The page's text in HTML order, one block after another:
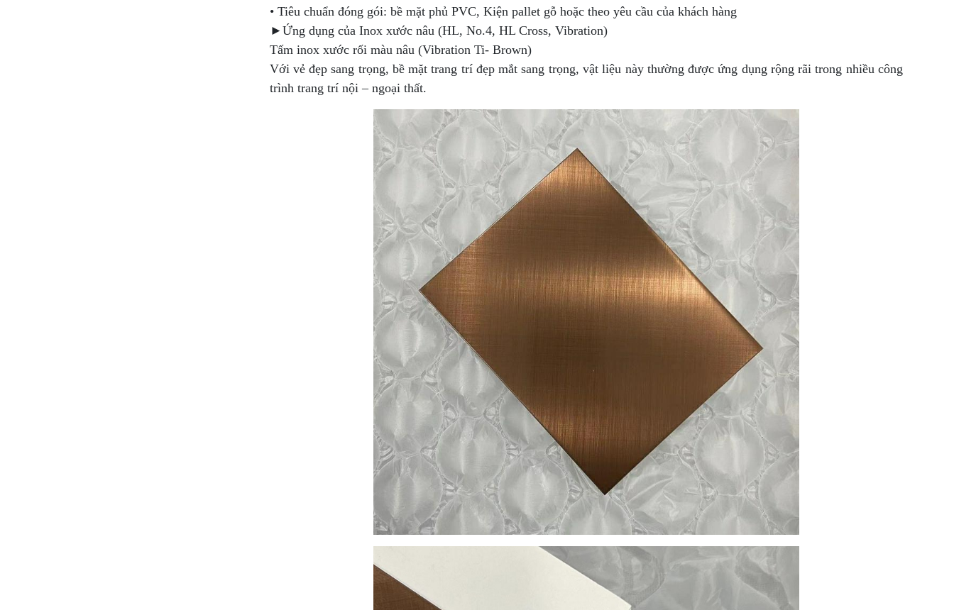
• Tiêu chuẩn đóng gói: bề mặt phủ PVC, Kiện pallet gỗ hoặc theo yêu cầu của khách hàng
►Ứng dụng của Inox xước nâu (HL, No.4, HL Cross, Vibration)
Tấm inox xước rối màu nâu (Vibration Ti- Brown)
Với vẻ đẹp sang trọng, bề mặt trang trí đẹp mắt sang trọng, vật liệu này thường được ứng dụng rộng rãi trong nhiều công
trình trang trí nội – ngoại thất.